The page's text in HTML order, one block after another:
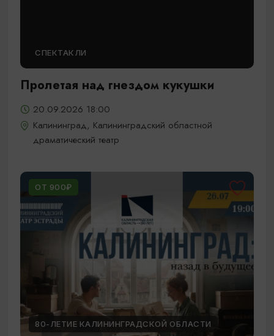
СПЕКТАКЛИ
Пролетая над гнездом кукушки
20.09.2026 18:00
Калининград, Калининградский областной
драматический театр
ОТ 900₽
80-ЛЕТИЕ КАЛИНИНГРАДСКОЙ ОБЛАСТИ